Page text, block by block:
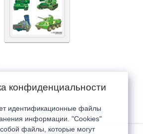
конфиденциальности
идентификационные файлы
информации. "Cookies"
файлы, которые могут